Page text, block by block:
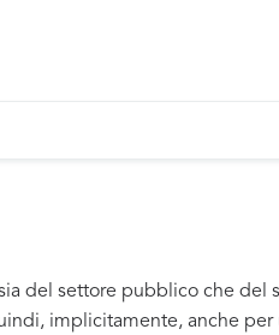
del settore pubblico che
implicitamente, anche